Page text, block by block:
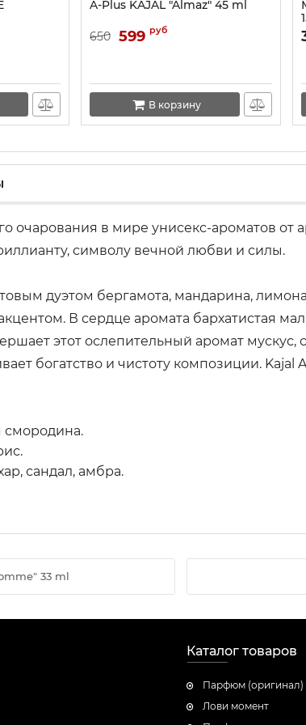
A-Plus KAJAL "Almaz" 45 ml
650 599 руб
В корзину
в мире унисекс-ароматов от
символу вечной любви и силы.
дуэтом бергамота, мандарина,
В сердце аромата бархатистая
этот ослепительный аромат мускус,
богатство и чистоту композиции.
смородина.
сандал, амбра.
33 ml
Каталог товаров
Парфюм (оригинал)
Лови момент